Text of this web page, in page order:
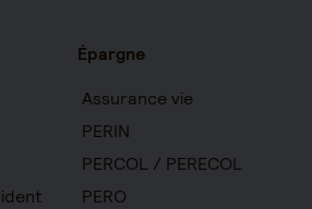
Épargne
Assurance vie
PERIN
PERCOL / PERECOL
PERO